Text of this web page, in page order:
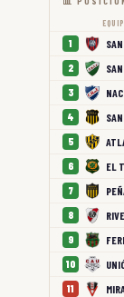
1
2
3
4
5
6 EL
7
8
9
10
11